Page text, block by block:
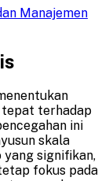
Manajemen
tepat terhadap
ini
skala
signifikan,
fokus pada